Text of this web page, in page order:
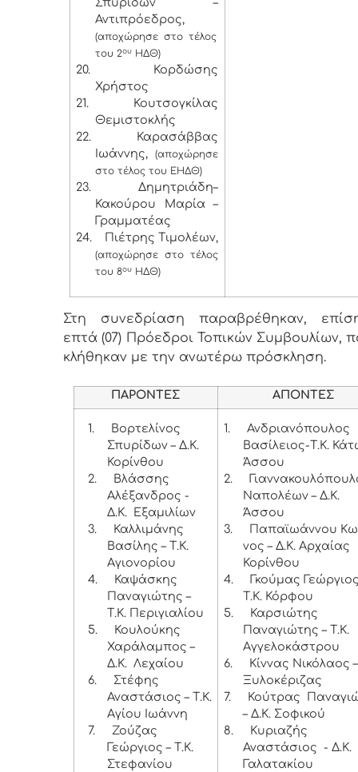
Σπυρίδων –
Αντιπρόεδρος,
(αποχώρησε στο τέλος
του 2ουΗΔΘ)
20.
Κορδώσης
Χρήστος
21.
Κουτσογκίλας
Θεμιστοκλής
22.
Καρασάββας
Ιωάννης,(αποχώρησε
στο τέλος του ΕΗΔΘ)
23.
Δημητριάδη–
Κακούρου Μαρία –
Γραμματέας
24.
Πιέτρης Τιμολέων,
(αποχώρησε στο τέλος
του 8ουΗΔΘ)
Στη συνεδρίαση παραβρέθηκαν,
επτά (07) Πρόεδροι Τοπικών Συμβουλίων,
κλήθηκαν με την ανωτέρω πρόσκληση.
ΠΑΡΟΝΤΕΣ ΑΠΟΝΤΕΣ
1.
Βορτελίνος
Σπυρίδων – Δ.Κ.
Κορίνθου
2.
Βλάσσης
Αλέξανδρος -
Δ.Κ. Εξαμιλίων
3.
Καλλιμάνης
Βασίλης – Τ.Κ.
Αγιονορίου
4.
Καψάσκης
Παναγιώτης –
Τ.Κ. Περιγιαλίου
5.
Κουλούκης
Χαράλαμπος –
Δ.Κ. Λεχαίου
6.
Στέφης
Αναστάσιος – Τ.Κ.
Αγίου Ιωάννη
7.
Ζούζας
Γεώργιος – Τ.Κ.
Στεφανίου
1.
Ανδριανόπουλος
Βασίλειος-Τ.Κ.
Άσσου
2.
Ναπολέων – Δ.Κ.
Άσσου
3.
Παπαϊωάννου
νος – Δ.Κ. Αρχαίας
Κορίνθου
4.
Γκούμας
Τ.Κ. Κόρφου
5.
Καρσιώτης
Παναγιώτης – Τ.Κ.
Αγγελοκάστρου
6.
Κίννας Νικόλαος
Ξυλοκέριζας
7.
Κούτρας
– Δ.Κ. Σοφικού
8.
Κυριαζής
Αναστάσιος - Δ.Κ.
Γαλατακίου